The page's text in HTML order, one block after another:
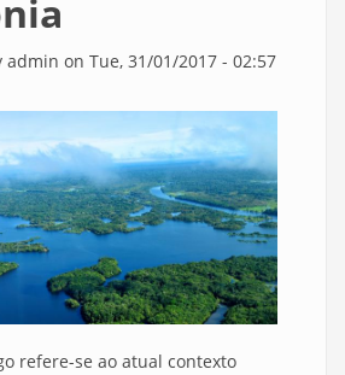
admin on Tue, 31/01/2017 - 02:57
refere-se ao atual contexto